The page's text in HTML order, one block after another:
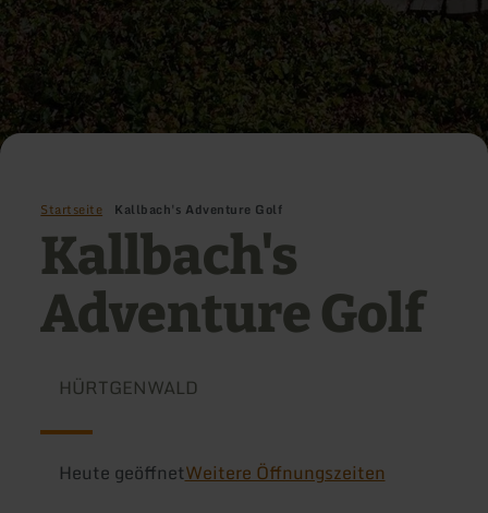
Startseite Kallbach's Adventure Golf
Kallbach's
Adventure Golf
HÜRTGENWALD
Heute geöffnetWeitere Öffnungszeiten